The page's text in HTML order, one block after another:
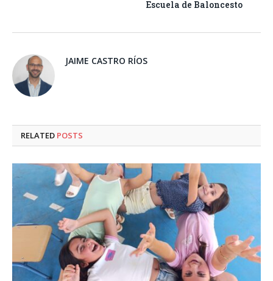
Escuela de Baloncesto
JAIME CASTRO RÍOS
RELATED POSTS